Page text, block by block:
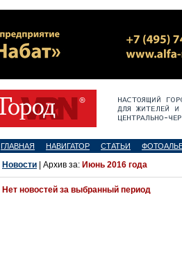
ГЛАВНАЯ НАВИГАТОР СТАТЬИ
Новости | Архив за: Июнь 2016 года
Нет новостей за выбранный период